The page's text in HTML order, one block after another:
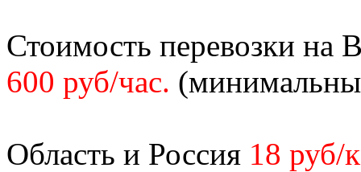
Стоимость перевозки на
600 руб/час.
Область и Россия 18 руб/